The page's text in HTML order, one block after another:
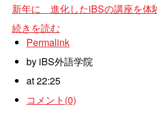
新年に 進化したiBSの講座を体
続きを読む
Permalink
by iBS外語学院
at 22:25
コメント(0)